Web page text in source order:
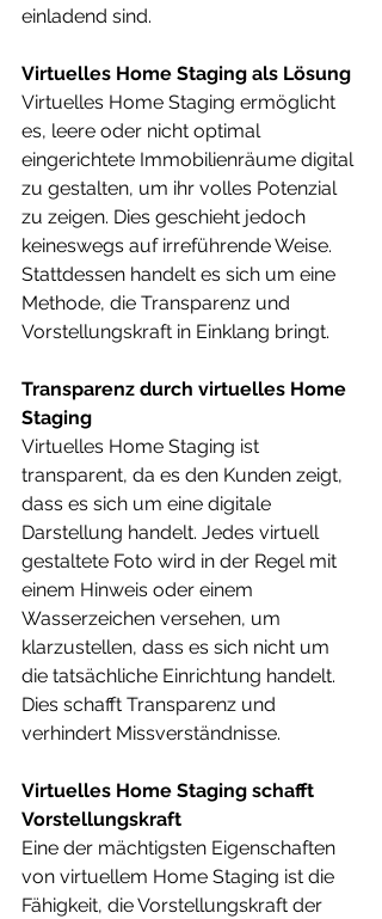
einladend sind.
Virtuelles Home Staging als Lösung
Virtuelles Home Staging ermöglicht
es, leere oder nicht optimal
eingerichtete Immobilienräume digital
zu gestalten, um ihr volles Potenzial
zu zeigen. Dies geschieht jedoch
keineswegs auf irreführende Weise.
Stattdessen handelt es sich um eine
Methode, die Transparenz und
Vorstellungskraft in Einklang bringt.
Transparenz durch virtuelles Home
Staging
Virtuelles Home Staging ist
transparent, da es den Kunden zeigt,
dass es sich um eine digitale
Darstellung handelt. Jedes virtuell
gestaltete Foto wird in der Regel mit
einem Hinweis oder einem
Wasserzeichen versehen, um
klarzustellen, dass es sich nicht um
die tatsächliche Einrichtung handelt.
Dies schafft Transparenz und
verhindert Missverständnisse.
Virtuelles Home Staging schafft
Vorstellungskraft
Eine der mächtigsten Eigenschaften
von virtuellem Home Staging ist die
Fähigkeit, die Vorstellungskraft der